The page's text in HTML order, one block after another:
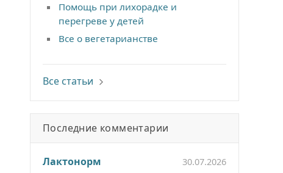
Помощь при лихорадке и
перегреве у детей
Все о вегетарианстве
Все статьи
Последние комментарии
Лактонорм
30.07.2026